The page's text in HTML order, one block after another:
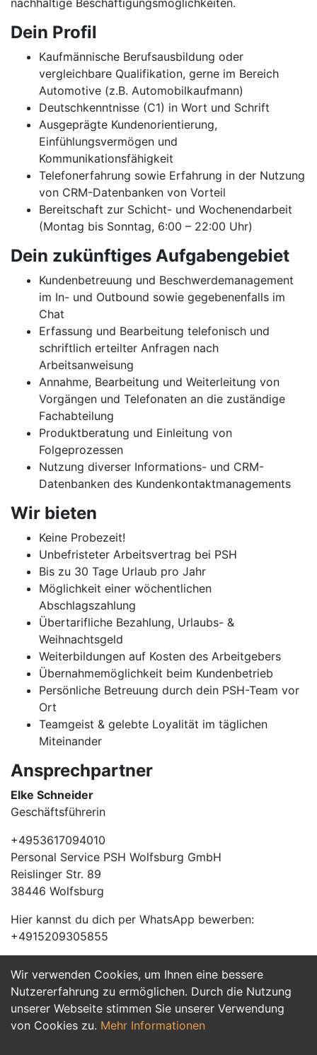
Wir verwenden Cookies, um Ihnen eine bessere
Nutzererfahrung zu ermöglichen. Durch die Nutzung
unserer Webseite stimmen Sie unserer Verwendung
von Cookies zu. Mehr Informationen
nachhaltige Beschäftigungsmöglichkeiten.
Dein Profil
Kaufmännische Berufsausbildung oder
vergleichbare Qualifikation, gerne im Bereich
Automotive (z.B. Automobilkaufmann)
Deutschkenntnisse (C1) in Wort und Schrift
Ausgeprägte Kundenorientierung,
Einfühlungsvermögen und
Kommunikationsfähigkeit
Telefonerfahrung sowie Erfahrung in der Nutzung
von CRM-Datenbanken von Vorteil
Bereitschaft zur Schicht- und Wochenendarbeit
(Montag bis Sonntag, 6:00 – 22:00 Uhr)
Dein zukünftiges Aufgabengebiet
Kundenbetreuung und Beschwerdemanagement
im In- und Outbound sowie gegebenenfalls im
Chat
Erfassung und Bearbeitung telefonisch und
schriftlich erteilter Anfragen nach
Arbeitsanweisung
Annahme, Bearbeitung und Weiterleitung von
Vorgängen und Telefonaten an die zuständige
Fachabteilung
Produktberatung und Einleitung von
Folgeprozessen
Nutzung diverser Informations- und CRM-
Datenbanken des Kundenkontaktmanagements
Wir bieten
Keine Probezeit!
Unbefristeter Arbeitsvertrag bei PSH
Bis zu 30 Tage Urlaub pro Jahr
Möglichkeit einer wöchentlichen
Abschlagszahlung
Übertarifliche Bezahlung, Urlaubs- &
Weihnachtsgeld
Weiterbildungen auf Kosten des Arbeitgebers
Übernahmemöglichkeit beim Kundenbetrieb
Persönliche Betreuung durch dein PSH-Team vor
Ort
Teamgeist & gelebte Loyalität im täglichen
Miteinander
Ansprechpartner
Elke Schneider
Geschäftsführerin
+4953617094010
Personal Service PSH Wolfsburg GmbH
Reislinger Str. 89
38446 Wolfsburg
Hier kannst du dich per WhatsApp bewerben:
+4915209305855
Jetzt Bewerben